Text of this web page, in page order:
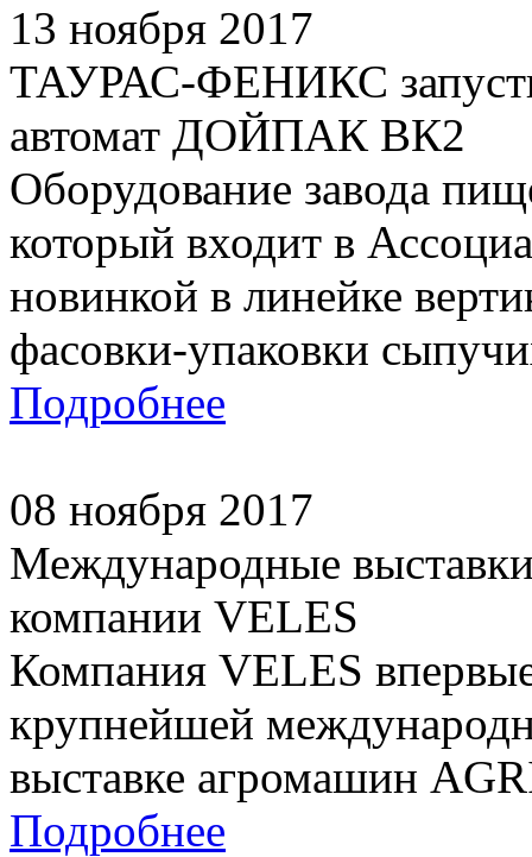
13 ноября 2017
ТАУРАС-ФЕНИКС
автомат ДОЙПАК ВК2
Оборудование завода
который входит в
новинкой в линейке
фасовки-упаковки
Подробнее
08 ноября 2017
Международные
компании VELES
Компания VELES
крупнейшей
выставке агромашин
Подробнее